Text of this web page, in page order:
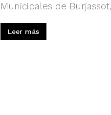
Municipales de
Leer más